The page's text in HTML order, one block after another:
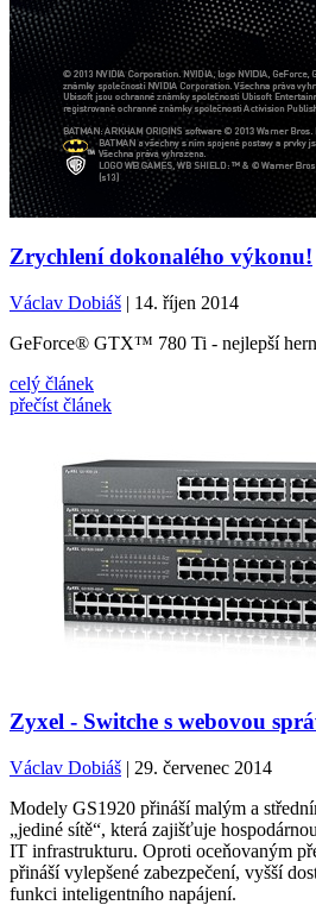
Zrychlení dokonalého výkonu!
Václav Dobiáš | 14. říjen 2014
GeForce® GTX™ 780 Ti - nejlepší
celý článek
přečíst článek
Zyxel - Switche s webovou
Václav Dobiáš | 29. červenec 2014
Modely GS1920 přináší malým a
„jediné sítě“, která zajišťuje
IT infrastrukturu. Oproti oceňovaným
přináší vylepšené zabezpečení, vyšší
funkci inteligentního napájení.